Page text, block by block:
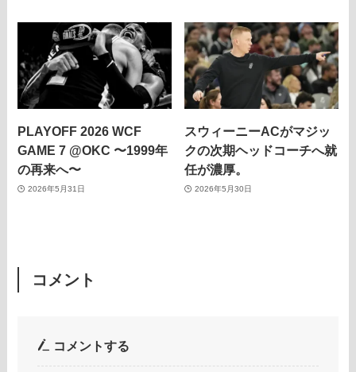
PLAYOFF 2026 WCF
GAME 7 @OKC 〜1999年
の再来へ〜
2026年5月31日
スウィーニーACがマジッ
クの次期ヘッドコーチへ就
任が濃厚。
2026年5月30日
コメント
コメントする